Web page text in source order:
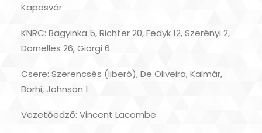
Kaposvár
KNRC: Bagyinka 5, Richter 20, Fedyk 12, Szerényi 2,
Dornelles 26, Giorgi 6
Csere: Szerencsés (liberó), De Oliveira, Kalmár,
Borhi, Johnson 1
Vezetőedző: Vincent Lacombe